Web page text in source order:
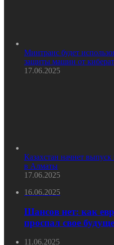
Минтранс будет
защиты машин от
17.06.2025
Казахстан начнет
в Алматы
17.06.2025
16.06.2025
Шансов нет: как
проспал свое
11.06.2025